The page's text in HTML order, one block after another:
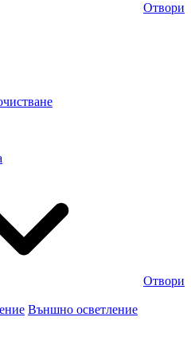
Отвори
Отвори
Външно осветление